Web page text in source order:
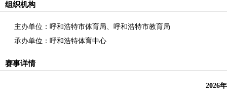
组织机构
主办单位：呼和浩特市体育局、呼和浩特市教育局
承办单位：呼和浩特体育中心
赛事详情
2026